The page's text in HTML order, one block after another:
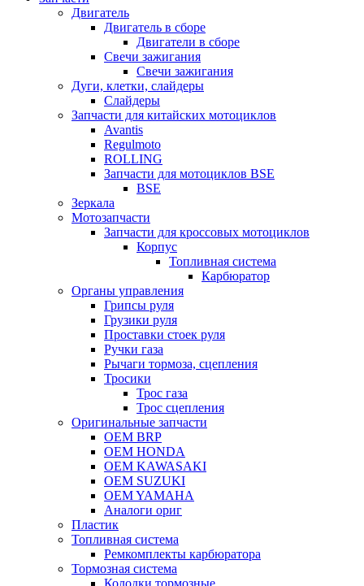
Двигатель
Двигатель в сборе
Двигатели в сборе
Свечи зажигания
Свечи зажигания
Дуги, клетки, слайдеры
Слайдеры
Запчасти для китайских мотоциклов
Avantis
Regulmoto
ROLLING
Запчасти для мотоциклов BSE
BSE
Зеркала
Мотозапчасти
Запчасти для кроссовых мотоциклов
Корпус
Топливная система
Карбюратор
Органы управления
Грипсы руля
Грузики руля
Проставки стоек руля
Ручки газа
Рычаги тормоза, сцепления
Тросики
Трос газа
Трос сцепления
Оригинальные запчасти
OEM BRP
OEM HONDA
OEM KAWASAKI
OEM SUZUKI
OEM YAMAHA
Аналоги ориг
Пластик
Топливная система
Ремкомплекты карбюратора
Тормозная система
Колодки тормозные